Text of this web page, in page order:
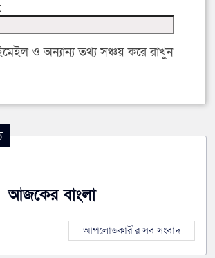
ও অন্যান্য তথ্য সঞ্চয় করে রাখুন
আজকের বাংলা
আপলোডকারীর সব সংবাদ